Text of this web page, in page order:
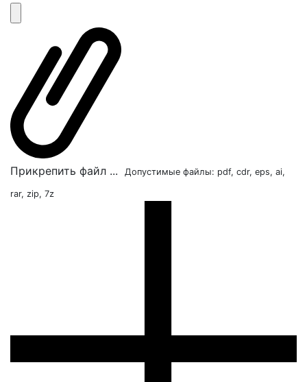
Прикрепить файл ... Допустимые файлы: pdf, cdr, eps, ai,
rar, zip, 7z